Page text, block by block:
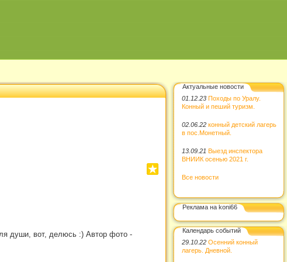
души, вот, делюсь :) Автор фото -
Актуальные новости
01.12.23 Походы по Уралу.
Конный и пеший туризм.
02.06.22 конный детский лагерь
в пос.Монетный.
13.09.21 Выезд инспектора
ВНИИК осенью 2021 г.
Все новости
Реклама на koni66
Календарь событий
29.10.22 Осенний конный
лагерь. Дневной.